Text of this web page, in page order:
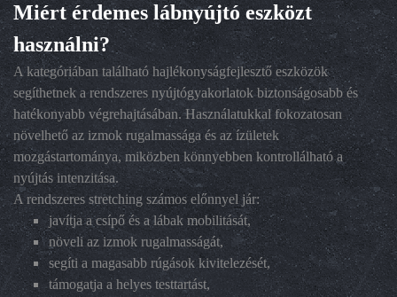
Miért érdemes lábnyújtó eszközt
használni?
A kategóriában található hajlékonyságfejlesztő eszközök
segíthetnek a rendszeres nyújtógyakorlatok biztonságosabb és
hatékonyabb végrehajtásában. Használatukkal fokozatosan
növelhető az izmok rugalmassága és az ízületek
mozgástartománya, miközben könnyebben kontrollálható a
nyújtás intenzitása.
A rendszeres stretching számos előnnyel jár:
javítja a csípő és a lábak mobilitását,
növeli az izmok rugalmasságát,
segíti a magasabb rúgások kivitelezését,
támogatja a helyes testtartást,